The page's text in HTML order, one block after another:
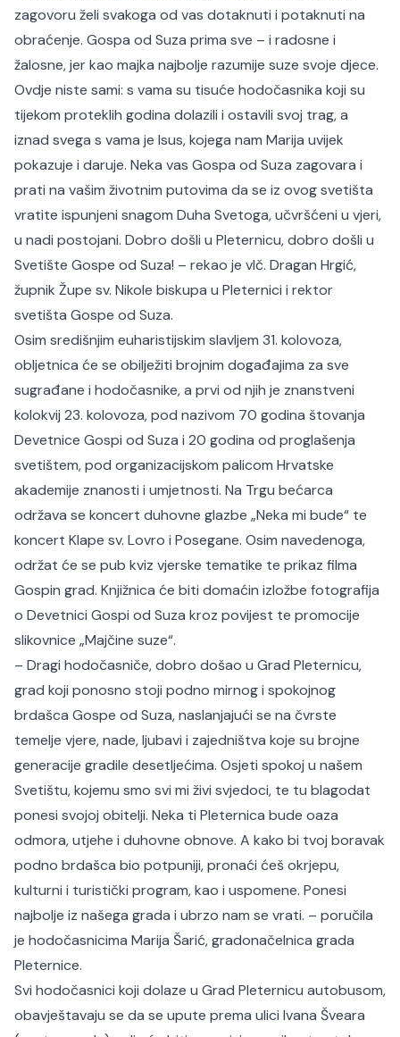
zagovoru želi svakoga od vas dotaknuti i potaknuti na
obraćenje. Gospa od Suza prima sve – i radosne i
žalosne, jer kao majka najbolje razumije suze svoje djece.
Ovdje niste sami: s vama su tisuće hodočasnika koji su
tijekom proteklih godina dolazili i ostavili svoj trag, a
iznad svega s vama je Isus, kojega nam Marija uvijek
pokazuje i daruje. Neka vas Gospa od Suza zagovara i
prati na vašim životnim putovima da se iz ovog svetišta
vratite ispunjeni snagom Duha Svetoga, učvršćeni u vjeri,
u nadi postojani. Dobro došli u Pleternicu, dobro došli u
Svetište Gospe od Suza! – rekao je vlč. Dragan Hrgić,
župnik Župe sv. Nikole biskupa u Pleternici i rektor
svetišta Gospe od Suza.
Osim središnjim euharistijskim slavljem 31. kolovoza,
obljetnica će se obilježiti brojnim događajima za sve
sugrađane i hodočasnike, a prvi od njih je znanstveni
kolokvij 23. kolovoza, pod nazivom 70 godina štovanja
Devetnice Gospi od Suza i 20 godina od proglašenja
svetištem, pod organizacijskom palicom Hrvatske
akademije znanosti i umjetnosti. Na Trgu bećarca
održava se koncert duhovne glazbe „Neka mi bude“ te
koncert Klape sv. Lovro i Posegane. Osim navedenoga,
održat će se pub kviz vjerske tematike te prikaz filma
Gospin grad. Knjižnica će biti domaćin izložbe fotografija
o Devetnici Gospi od Suza kroz povijest te promocije
slikovnice „Majčine suze“.
– Dragi hodočasniče, dobro došao u Grad Pleternicu,
grad koji ponosno stoji podno mirnog i spokojnog
brdašca Gospe od Suza, naslanjajući se na čvrste
temelje vjere, nade, ljubavi i zajedništva koje su brojne
generacije gradile desetljećima. Osjeti spokoj u našem
Svetištu, kojemu smo svi mi živi svjedoci, te tu blagodat
ponesi svojoj obitelji. Neka ti Pleternica bude oaza
odmora, utjehe i duhovne obnove. A kako bi tvoj boravak
podno brdašca bio potpuniji, pronaći ćeš okrjepu,
kulturni i turistički program, kao i uspomene. Ponesi
najbolje iz našega grada i ubrzo nam se vrati. – poručila
je hodočasnicima Marija Šarić, gradonačelnica grada
Pleternice.
Svi hodočasnici koji dolaze u Grad Pleternicu autobusom,
obavještavaju se da se upute prema ulici Ivana Šveara